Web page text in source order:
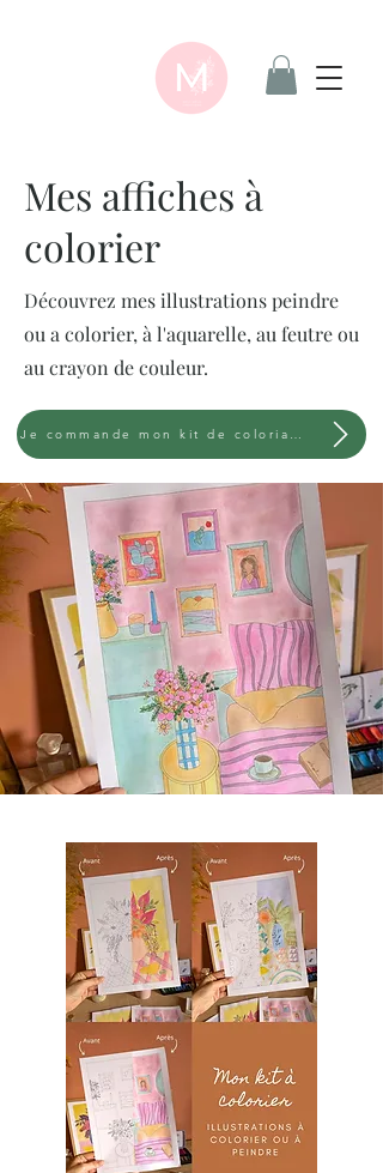
Mes affiches à
colorier
Découvrez mes illustrations peindre
ou a colorier, à l'aquarelle, au feutre ou
au crayon de couleur.
Je commande mon kit de coloriage